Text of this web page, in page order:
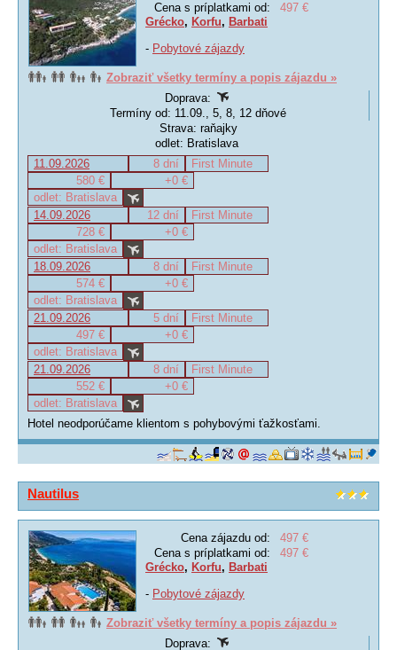
Cena s príplatkami od:
497 €
Grécko, Korfu, Barbati
- Pobytové zájazdy
Zobraziť všetky termíny a popis zájazdu »
Doprava:
Termíny od: 11.09., 5, 8, 12 dňové
Strava: raňajky
odlet: Bratislava
11.09.2026
8 dní
First Minute
580 €
+0 €
odlet: Bratislava
14.09.2026
12 dní
First Minute
728 €
+0 €
odlet: Bratislava
18.09.2026
8 dní
First Minute
574 €
+0 €
odlet: Bratislava
21.09.2026
5 dní
First Minute
497 €
+0 €
odlet: Bratislava
21.09.2026
8 dní
First Minute
552 €
+0 €
odlet: Bratislava
Hotel neodporúčame klientom s pohybovými ťažkosťami.
Nautilus
Cena zájazdu od:
497 €
Cena s príplatkami od:
497 €
Grécko, Korfu, Barbati
- Pobytové zájazdy
Zobraziť všetky termíny a popis zájazdu »
Doprava: